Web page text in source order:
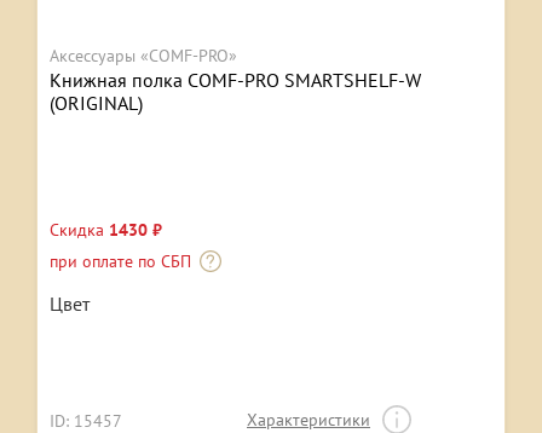
Аксессуары «COMF-PRO»
Книжная полка COMF-PRO SMARTSHELF-W
(ORIGINAL)
Скидка 1430 ₽
при оплате по СБП
Цвет
ID: 15457 Характеристики